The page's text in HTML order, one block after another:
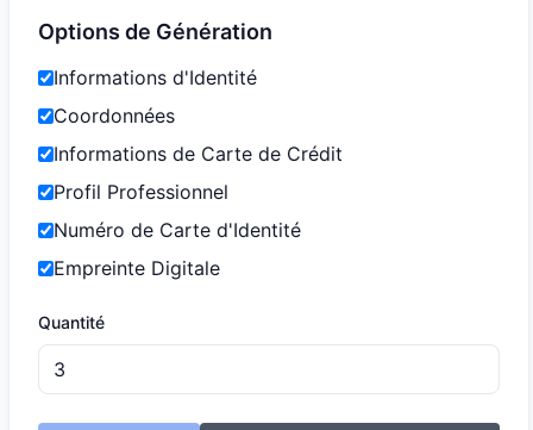
Options de Génération
Informations d'Identité
Coordonnées
Informations de Carte de Crédit
Profil Professionnel
Numéro de Carte d'Identité
Empreinte Digitale
Quantité